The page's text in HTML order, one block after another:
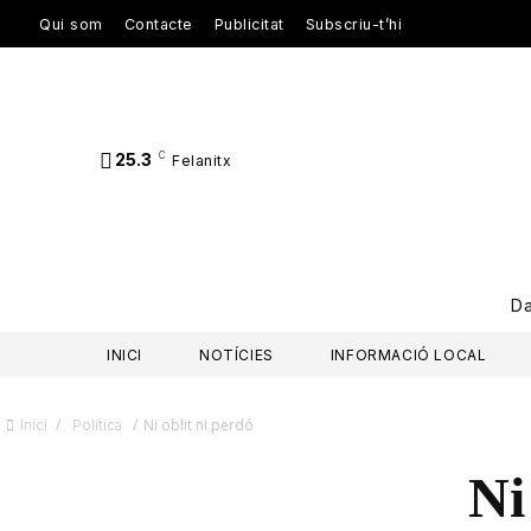
Qui som Contacte Publicitat Subscriu-t’hi
25.3 C Felanitx
INICI NOTÍCIES INFORMACIÓ LOCAL
Inici / Política / Ni oblit ni perdó